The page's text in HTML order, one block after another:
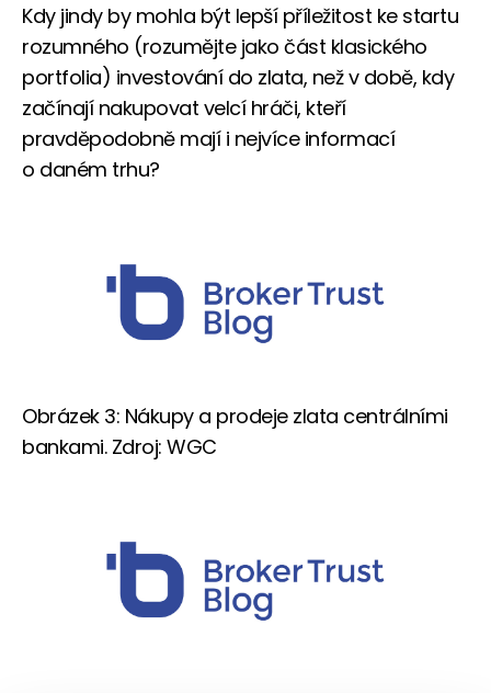
Kdy jindy by mohla být lepší příležitost ke startu
rozumného (rozumějte jako část klasického
portfolia) investování do zlata, než v době, kdy
začínají nakupovat velcí hráči, kteří
pravděpodobně mají i nejvíce informací
o daném trhu?
Obrázek 3: Nákupy a prodeje zlata centrálními
bankami. Zdroj: WGC